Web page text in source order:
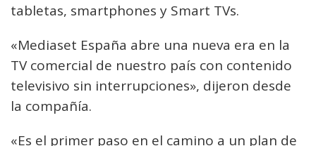
tabletas, smartphones y Smart TVs.
«Mediaset España abre una nueva era en la
TV comercial de nuestro país con contenido
televisivo sin interrupciones», dijeron desde
la compañía.
«Es el primer paso en el camino a un plan de